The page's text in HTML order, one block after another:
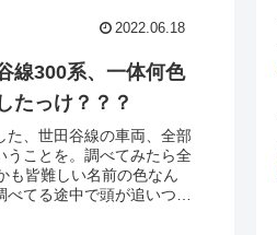
。今度はもっと郊外で撮
2022.06.18
線300系、一体何色
たっけ？？？
た、世田谷線の車両、全部
うことを。調べてみたら全
も皆難しい名前の色なん
べてる途中で頭が追いつか